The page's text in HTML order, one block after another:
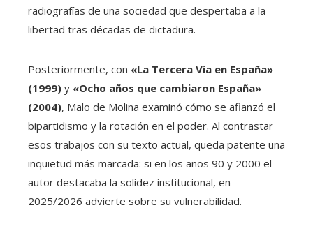
radiografías de una sociedad que despertaba a la
libertad tras décadas de dictadura.
Posteriormente, con «La Tercera Vía en España»
(1999) y «Ocho años que cambiaron España»
(2004), Malo de Molina examinó cómo se afianzó el
bipartidismo y la rotación en el poder. Al contrastar
esos trabajos con su texto actual, queda patente una
inquietud más marcada: si en los años 90 y 2000 el
autor destacaba la solidez institucional, en
2025/2026 advierte sobre su vulnerabilidad.